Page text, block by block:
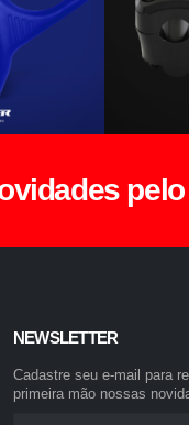
NEWSLETTER
Cadastre seu e-mail para
primeira mão nossas